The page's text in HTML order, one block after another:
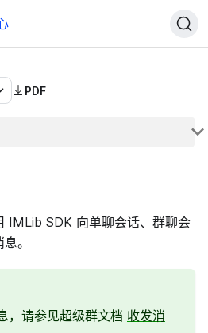
PDF
IMLib SDK 向单聊会话、群聊会
。
，请参见超级群文档 收发消